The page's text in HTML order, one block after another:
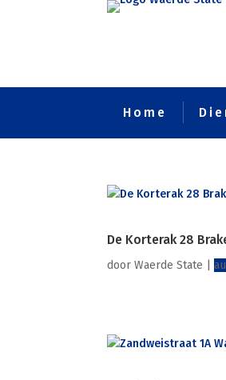
Home
De Korterak 28
doorWaerde State |